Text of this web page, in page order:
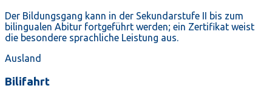
Der Bildungsgang kann in der Sekundarstufe II bis zum
bilingualen Abitur fortgeführt werden; ein Zertifikat weist
die besondere sprachliche Leistung aus.
Ausland
Bilifahrt